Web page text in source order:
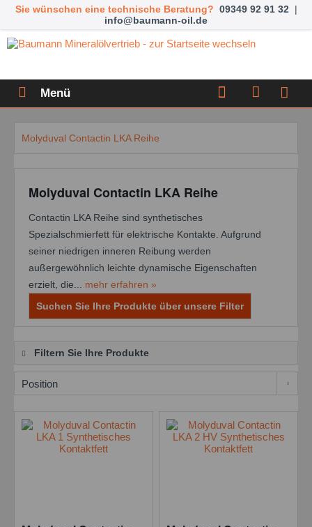
Sie wünschen eine technische Beratung? 09349 92 91 32 |
info@baumann-oil.de
Menü
Molyduval Contactin LKA Reihe
Molyduval Contactin LKA Reihe
Contactin LKA Reihe sind synthetisches
Spezialschmierfett für elektrische Kontakte. Aufgrund
seiner niedrigen inneren Reibung werden
außergewöhnlich leichte dynamische Eigenschaften
erzielt, die... mehr erfahren »
Suchen Sie Ihre Produkte über unsere Filter
Filtern Sie Ihre Produkte